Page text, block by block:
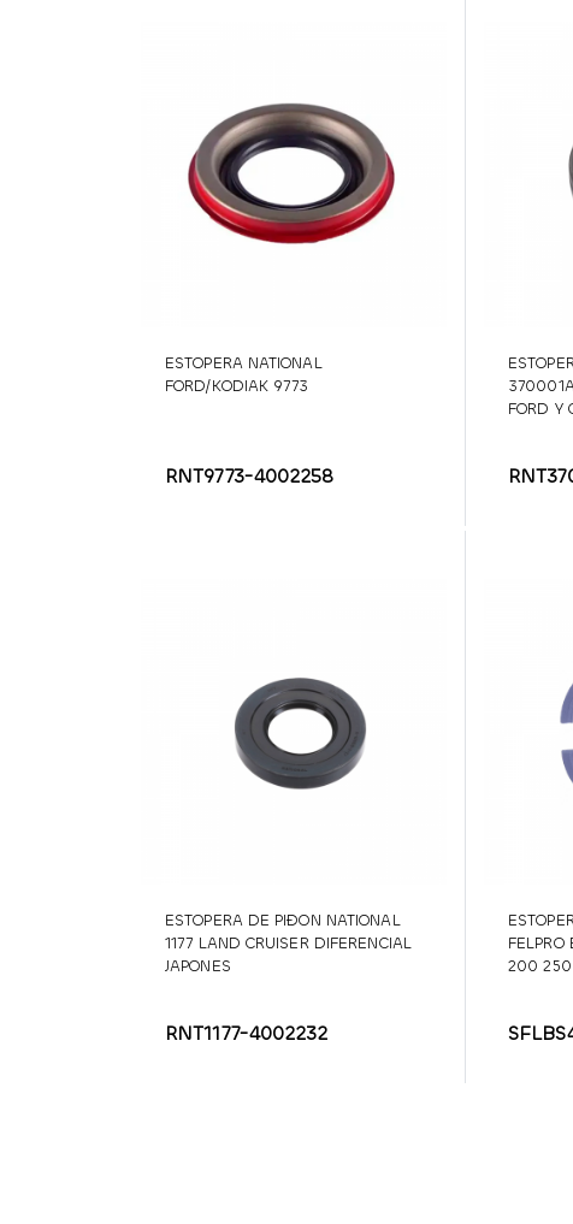
ESTOPERA NATIONAL
FORD/KODIAK 9773
RNT9773-4002258
FORD Y
ESTOPERA DE PIÐON NATIONAL
1177 LAND CRUISER DIFERENCIAL
JAPONES
RNT1177-4002232
200